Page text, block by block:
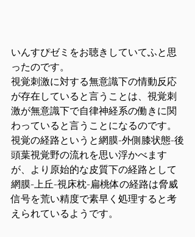
いんすぴゼミをお聴きしていてふと思
ったのです。
視覚刺激に対する無意識下の情動反応
が存在していると言うことは、視覚刺
激が無意識下で自律神経系の働きに関
わっていると言うことになるのです。
視覚の経路というと網膜-外側膝状態-後
頭葉視覚野の流れを思い浮かべます
が、より原始的な皮質下の経路として
網膜-上丘-視床枕-扁桃体の経路は脅威
信号を荒い精度で素早く処理すると考
えられているようです。